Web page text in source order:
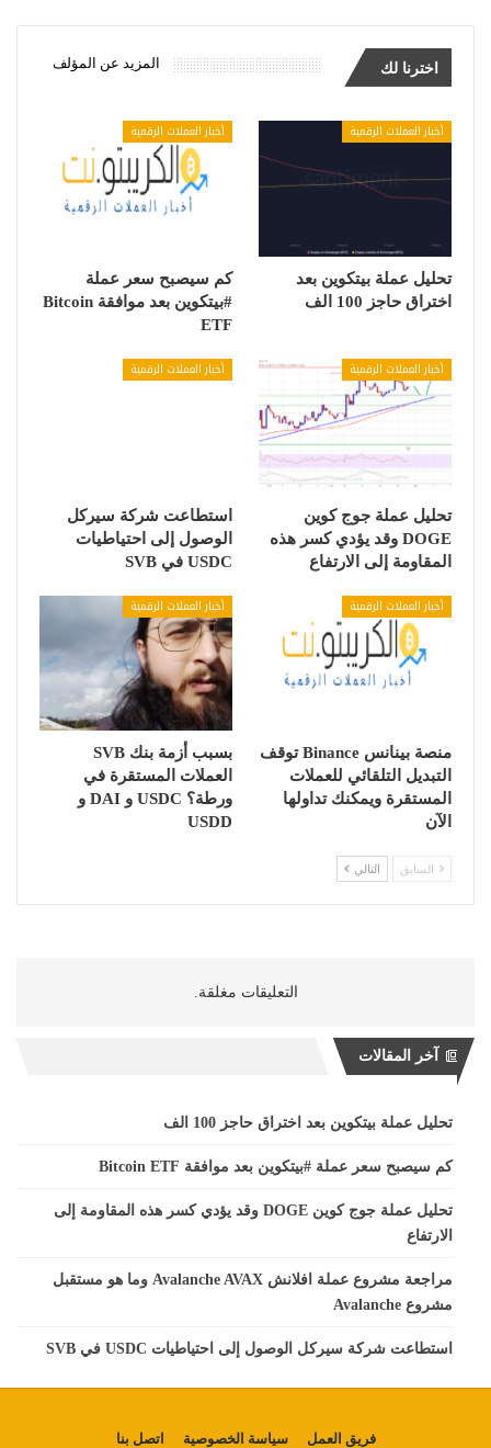
اخترنا لك المزيد عن المؤلف
أخبار العملات الرقمية
تحليل عملة بيتكوين بعد
اختراق حاجز 100 الف
أخبار العملات الرقمية
كم سيصبح سعر عملة
#بيتكوين بعد موافقة Bitcoin
ETF
أخبار العملات الرقمية
تحليل عملة جوج كوين
DOGE وقد يؤدي كسر هذه
المقاومة إلى الارتفاع
أخبار العملات الرقمية
استطاعت شركة سيركل
الوصول إلى احتياطيات
USDC في SVB
أخبار العملات الرقمية
منصة بينانس Binance توقف
التبديل التلقائي للعملات
المستقرة ويمكنك تداولها
الآن
أخبار العملات الرقمية
بسبب أزمة بنك SVB
العملات المستقرة في
ورطة؟ USDC و DAI و
USDD
السابق التالي
التعليقات مغلقة.
آخر المقالات
تحليل عملة بيتكوين بعد اختراق حاجز 100 الف
كم سيصبح سعر عملة #بيتكوين بعد موافقة Bitcoin ETF
تحليل عملة جوج كوين DOGE وقد يؤدي كسر هذه المقاومة إلى
الارتفاع
مراجعة مشروع عملة افلانش Avalanche AVAX وما هو مستقبل
مشروع Avalanche
استطاعت شركة سيركل الوصول إلى احتياطيات USDC في SVB
فريق العمل سياسة الخصوصية اتصل بنا